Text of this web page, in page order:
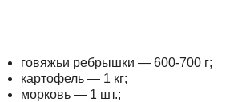
говяжьи ребрышки — 600-700 г;
картофель — 1 кг;
морковь — 1 шт.;